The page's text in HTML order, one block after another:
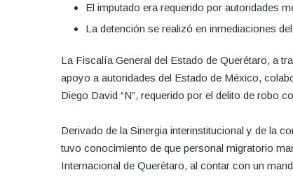
El imputado era requerido por autoridades
La detención se realizó en inmediaciones
La Fiscalía General del Estado de Querétaro, a
apoyo a autoridades del Estado de México,
Diego David “N”, requerido por el delito de robo
Derivado de la Sinergia interinstitucional y de la
tuvo conocimiento de que personal migratorio
Internacional de Querétaro, al contar con un